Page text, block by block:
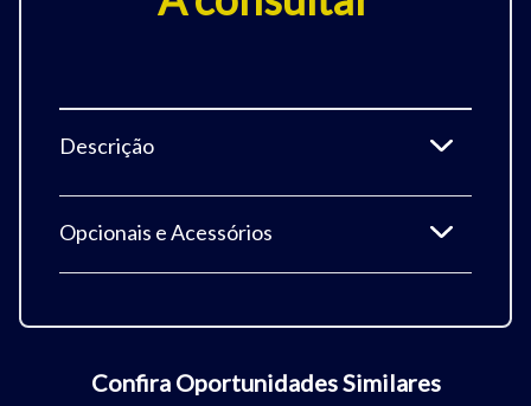
Tamanho do texto
Descrição
Opcionais e Acessórios
Confira Oportunidades Similares